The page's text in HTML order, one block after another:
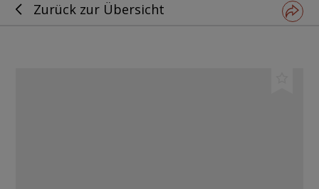
Zurück zur Übersicht